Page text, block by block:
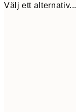
Välj ett alternativ...